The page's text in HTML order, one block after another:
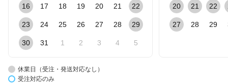
16 17 18 19 20 21 22
23 24 25 26 27 28 29
30 31 1 2 3 4 5
20 21 22
27 28 29
休業日（受注・発送対応なし）
受注対応のみ